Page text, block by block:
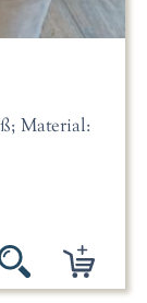
Material: